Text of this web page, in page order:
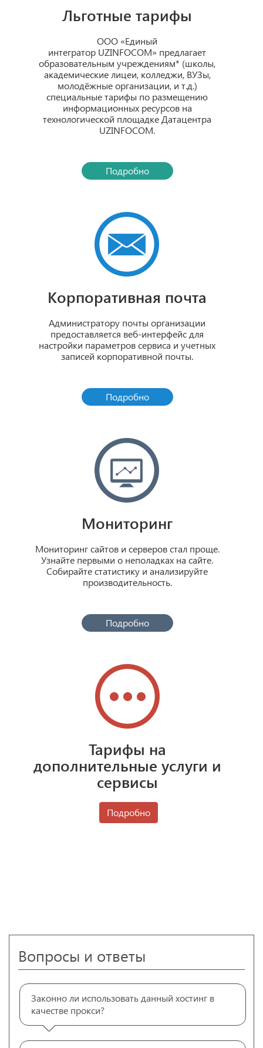
Льготные тарифы
ООО «Единый
интегратор UZINFOCOM» предлагает
образовательным учреждениям* (школы,
академические лицеи, колледжи, ВУЗы,
молодёжные организации, и т.д.)
специальные тарифы по размещению
информационных ресурсов на
технологической площадке Датацентра
UZINFOCOM.
Подробно
Корпоративная почта
Администратору почты организации
предоставляется веб-интерфейс для
настройки параметров сервиса и учетных
записей корпоративной почты.
Подробно
Мониторинг
Мониторинг сайтов и серверов стал проще.
Узнайте первыми о неполадках на сайте.
Собирайте статистику и анализируйте
производительность.
Подробно
Тарифы на
дополнительные услуги и
сервисы
Подробно
Вопросы и ответы
Законно ли использовать данный хостинг в
качестве прокси?